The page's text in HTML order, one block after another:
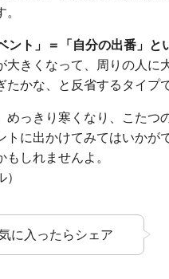
ント」＝「自分の出番」と
大きくなって、周りの人に
かな、と反省するタイプ
っきり寒くなり、こたつ
トに出かけてみてはいか
しれませんよ。
に入ったらシェア